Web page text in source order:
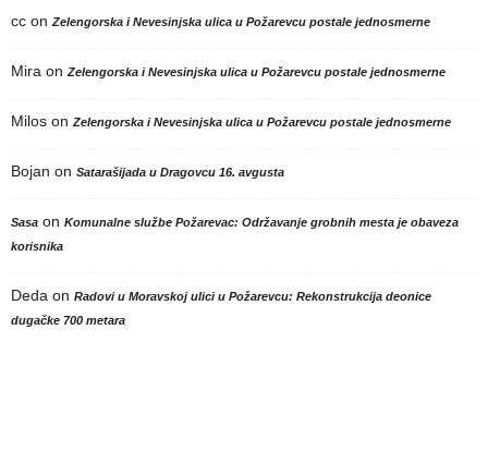
cc on Zelengorska i Nevesinjska ulica u Požarevcu postale jednosmerne
Mira on Zelengorska i Nevesinjska ulica u Požarevcu postale jednosmerne
Milos on Zelengorska i Nevesinjska ulica u Požarevcu postale jednosmerne
Bojan on Satarašijada u Dragovcu 16. avgusta
Sasa on Komunalne službe Požarevac: Održavanje grobnih mesta je obaveza
korisnika
Deda on Radovi u Moravskoj ulici u Požarevcu: Rekonstrukcija deonice
dugačke 700 metara